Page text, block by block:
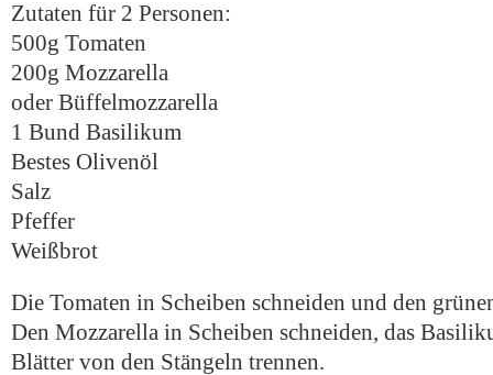
Zutaten für 2 Personen:
500g Tomaten
200g Mozzarella
oder Büffelmozzarella
1 Bund Basilikum
Bestes Olivenöl
Salz
Pfeffer
Weißbrot
Die Tomaten in Scheiben schneiden und den
Den Mozzarella in Scheiben schneiden, das
Blätter von den Stängeln trennen.